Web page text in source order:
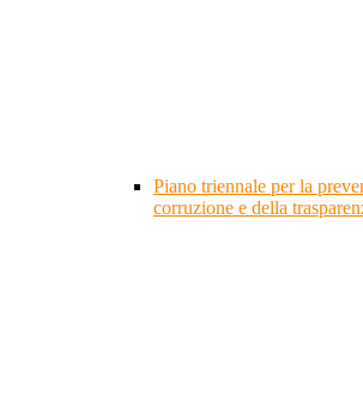
Piano triennale per la
corruzione e della